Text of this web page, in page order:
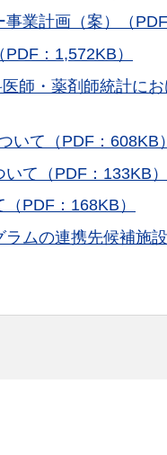
業計画（案）（PDF
：1,572KB）
師・薬剤師統計に
いて（PDF：608KB）
て（PDF：133KB）
PDF：168KB）
ムの連携先候補施